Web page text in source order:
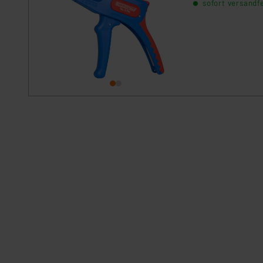
Datenschutz nach EU-
Daten in
Unsere Kooperation mit
sofort